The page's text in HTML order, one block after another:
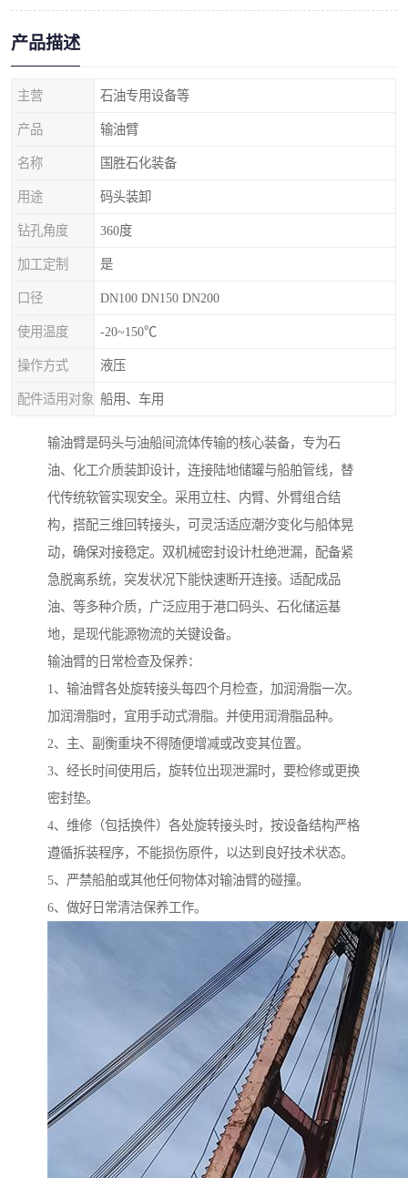
产品描述
主营 石油专用设备等
产品 输油臂
名称 国胜石化装备
用途 码头装卸
钻孔角度 360度
加工定制 是
口径 DN100 DN150 DN200
使用温度 -20~150℃
操作方式 液压
配件适用对象 船用、车用
输油臂是码头与油船间流体传输的核心装备，专为石
油、化工介质装卸设计，连接陆地储罐与船舶管线，替
代传统软管实现安全。采用立柱、内臂、外臂组合结
构，搭配三维回转接头，可灵活适应潮汐变化与船体晃
动，确保对接稳定。双机械密封设计杜绝泄漏，配备紧
急脱离系统，突发状况下能快速断开连接。适配成品
油、等多种介质，广泛应用于港口码头、石化储运基
地，是现代能源物流的关键设备。
输油臂的日常检查及保养：
1、输油臂各处旋转接头每四个月检查，加润滑脂一次。
加润滑脂时，宜用手动式滑脂。并使用润滑脂品种。
2、主、副衡重块不得随便增减或改变其位置。
3、经长时间使用后，旋转位出现泄漏时，要检修或更换
密封垫。
4、维修（包括换件）各处旋转接头时，按设备结构严格
遵循拆装程序，不能损伤原件，以达到良好技术状态。
5、严禁船舶或其他任何物体对输油臂的碰撞。
6、做好日常清洁保养工作。